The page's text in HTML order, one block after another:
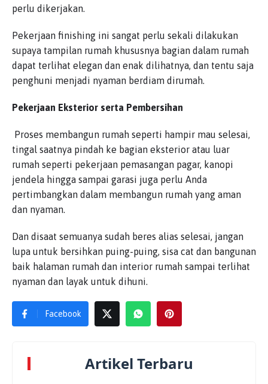
perlu dikerjakan.
Pekerjaan finishing ini sangat perlu sekali dilakukan
supaya tampilan rumah khususnya bagian dalam rumah
dapat terlihat elegan dan enak dilihatnya, dan tentu saja
penghuni menjadi nyaman berdiam dirumah.
Pekerjaan Eksterior serta Pembersihan
Proses membangun rumah seperti hampir mau selesai,
tingal saatnya pindah ke bagian eksterior atau luar
rumah seperti pekerjaan pemasangan pagar, kanopi
jendela hingga sampai garasi juga perlu Anda
pertimbangkan dalam membangun rumah yang aman
dan nyaman.
Dan disaat semuanya sudah beres alias selesai, jangan
lupa untuk bersihkan puing-puing, sisa cat dan bangunan
baik halaman rumah dan interior rumah sampai terlihat
nyaman dan layak untuk dihuni.
Facebook
Artikel Terbaru